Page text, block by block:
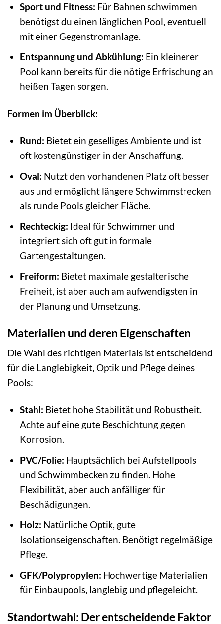
Sport und Fitness: Für Bahnen schwimmen
benötigst du einen länglichen Pool, eventuell
mit einer Gegenstromanlage.
Entspannung und Abkühlung: Ein kleinerer
Pool kann bereits für die nötige Erfrischung an
heißen Tagen sorgen.
Formen im Überblick:
Rund: Bietet ein geselliges Ambiente und ist
oft kostengünstiger in der Anschaffung.
Oval: Nutzt den vorhandenen Platz oft besser
aus und ermöglicht längere Schwimmstrecken
als runde Pools gleicher Fläche.
Rechteckig: Ideal für Schwimmer und
integriert sich oft gut in formale
Gartengestaltungen.
Freiform: Bietet maximale gestalterische
Freiheit, ist aber auch am aufwendigsten in
der Planung und Umsetzung.
Materialien und deren Eigenschaften
Die Wahl des richtigen Materials ist entscheidend
für die Langlebigkeit, Optik und Pflege deines
Pools:
Stahl: Bietet hohe Stabilität und Robustheit.
Achte auf eine gute Beschichtung gegen
Korrosion.
PVC/Folie: Hauptsächlich bei Aufstellpools
und Schwimmbecken zu finden. Hohe
Flexibilität, aber auch anfälliger für
Beschädigungen.
Holz: Natürliche Optik, gute
Isolationseigenschaften. Benötigt regelmäßige
Pflege.
GFK/Polypropylen: Hochwertige Materialien
für Einbaupools, langlebig und pflegeleicht.
Standortwahl: Der entscheidende Faktor